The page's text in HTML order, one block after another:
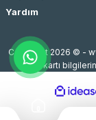
Yardım
Copyright 2026 © -
kartı